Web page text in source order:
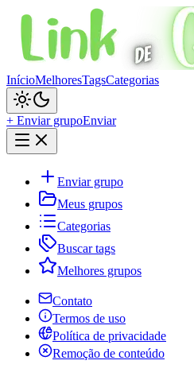
InícioMelhoresTagsCategorias
+ Enviar grupoEnviar
Enviar grupo
Meus grupos
Categorias
Buscar tags
Melhores grupos
Contato
Termos de uso
Política de privacidade
Remoção de conteúdo